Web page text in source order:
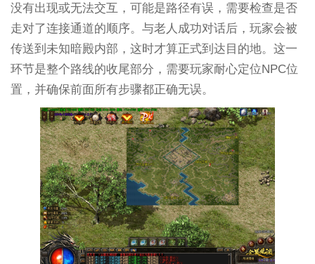
没有出现或无法交互，可能是路径有误，需要检查是否
走对了连接通道的顺序。与老人成功对话后，玩家会被
传送到未知暗殿内部，这时才算正式到达目的地。这一
环节是整个路线的收尾部分，需要玩家耐心定位NPC位
置，并确保前面所有步骤都正确无误。